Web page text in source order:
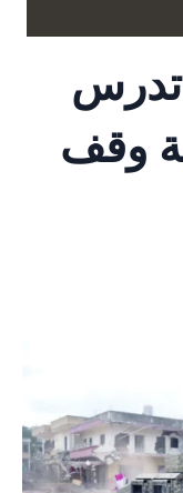
تدرس
وقف